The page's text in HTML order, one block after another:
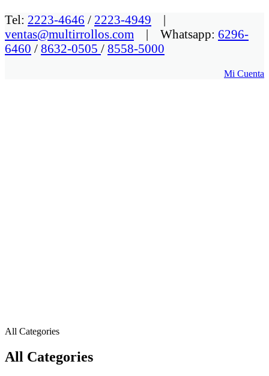
Tel: 2223-4646 / 2223-4949 |
ventas@multirrollos.com | Whatsapp: 6296-
6460 / 8632-0505 / 8558-5000
Mi Cuenta
All Categories
All Categories